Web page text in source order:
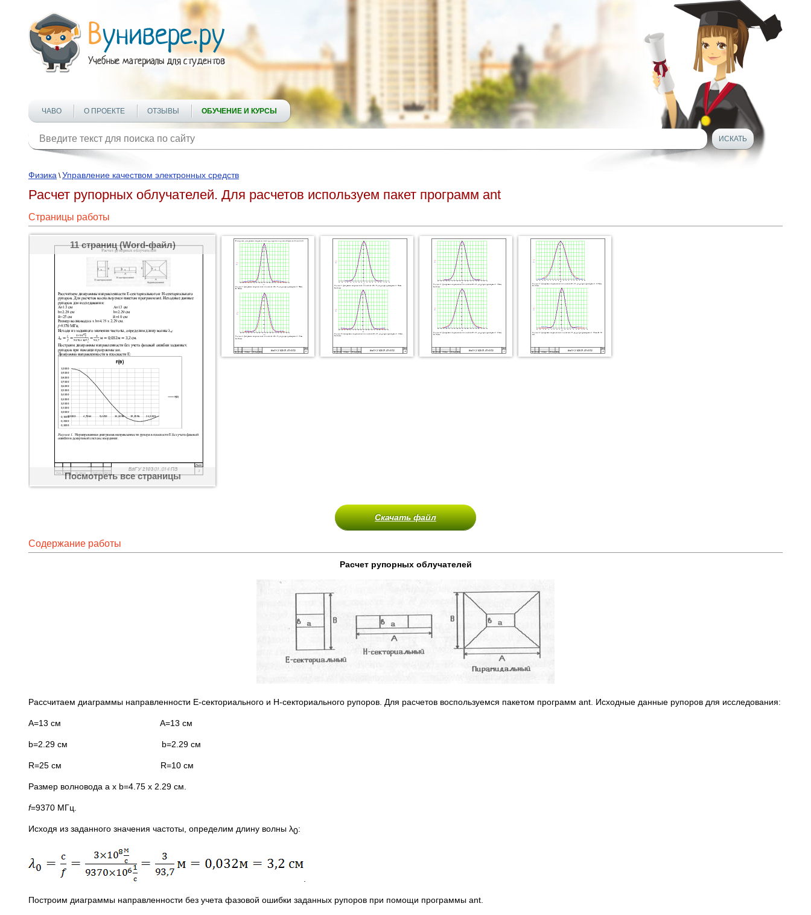
ЧАВО О ПРОЕКТЕ ОТЗЫВЫ ОБУЧЕНИЕ И КУРСЫ
Физика \Управление качеством электронных средств
Расчет рупорных облучателей. Для расчетов используем пакет программ ant
Страницы работы
11 страниц (Word-файл)
Посмотреть все страницы
Скачать файл
Содержание работы
Расчет рупорных облучателей
Рассчитаем диаграммы направленности Е-секториального и Н-секториального рупоров. Для расчетов воспользуемся пакетом программ ant. Исходные данные рупоров для исследования:
A=13 см A=13 см
b=2.29 см b=2.29 см
R=25 см R=10 см
Размер волновода a x b=4.75 x 2.29 см.
f=9370 МГц.
Исходя из заданного значения частоты, определим длину волны λ0:
Построим диаграммы направленности без учета фазовой ошибки заданных рупоров при помощи программы ant.